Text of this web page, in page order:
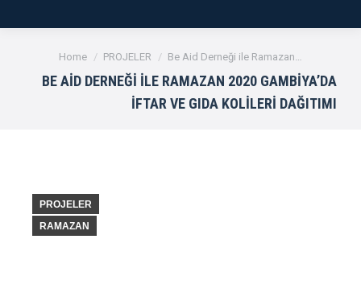
You are here:
Home PROJELER Be Aid Derneği ile Ramazan…
BE AID DERNEĞI ILE RAMAZAN 2020 GAMBIYA’DA
İFTAR VE GIDA KOLILERI DAĞITIMI
PROJELER
RAMAZAN